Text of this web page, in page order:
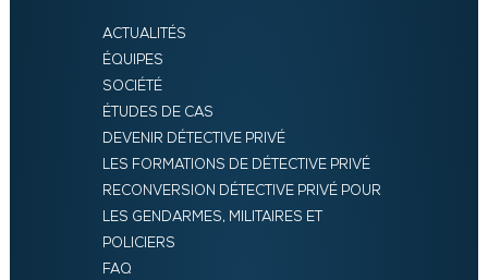
ACTUALITÉS
ÉQUIPES
SOCIÉTÉ
ÉTUDES DE CAS
DEVENIR DÉTECTIVE PRIVÉ
LES FORMATIONS DE DÉTECTIVE PRIVÉ
RECONVERSION DÉTECTIVE PRIVÉ POUR
LES GENDARMES, MILITAIRES ET
POLICIERS
FAQ